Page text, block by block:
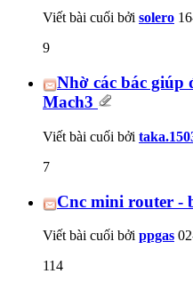
Viết bài cuối bởi solero
9
Nhờ các bác giúp
Mach3
Viết bài cuối bởi
7
Cnc mini router -
Viết bài cuối bởi ppgas
114